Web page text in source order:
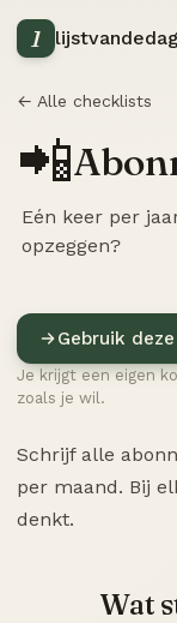
1 lijstvandedag
← Alle checklists
📲
Eén keer per
opzeggen?
Gebruik
Je krijgt een eigen
zoals je wil.
Schrijf alle
per maand. Bij
denkt.
Wat